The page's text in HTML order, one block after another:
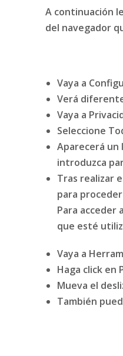
A continuación
del navegador
Vaya a
Verá
Vaya a
Seleccione
Aparecerá un
introduzca
Tras realizar
para
Para acceder
que esté
Vaya a
Haga click en
Mueva el
También